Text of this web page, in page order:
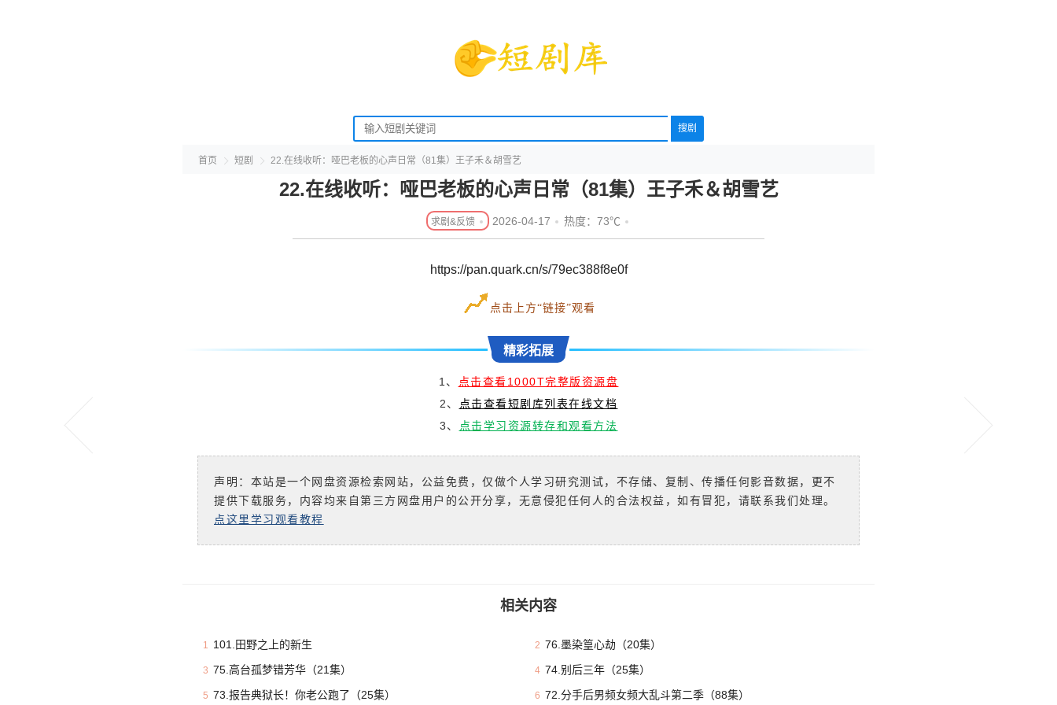
搜剧
首页 短剧 22.在线收听：哑巴老板的心声日常（81集）王子禾＆胡雪艺
22.在线收听：哑巴老板的心声日常（81集）王子禾＆胡雪艺
2026-04-17 热度：73℃
https://pan.quark.cn/s/79ec388f8e0f
点击上方“链接”观看
精彩拓展
1、 点击查看1000T完整版资源盘
2、 点击查看短剧库列表在线文档
3、 点击学习资源转存和观看方法
声明：本站是一个网盘资源检索网站，公益免费，仅做个人学习研究测试，不存储、复制、传播任何影音数据，更不
提供下载服务，内容均来自第三方网盘用户的公开分享，无意侵犯任何人的合法权益，如有冒犯，请联系我们处理。
点这里学习观看教程
相关内容
1 101.田野之上的新生 2 76.墨染篁心劫（20集）
3 75.高台孤梦错芳华（21集） 4 74.别后三年（25集）
5 73.报告典狱长！你老公跑了（25集） 6 72.分手后男频女频大乱斗第二季（88集）